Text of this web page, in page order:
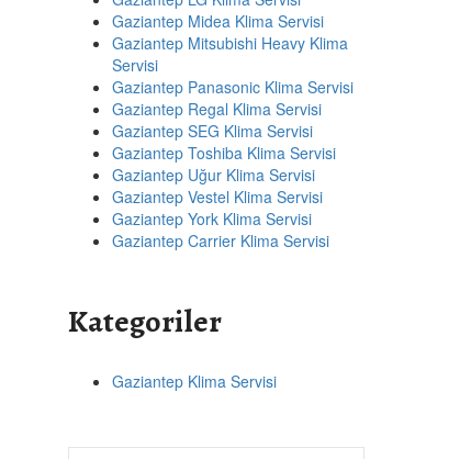
Gaziantep Midea Klima Servisi
Gaziantep Mitsubishi Heavy Klima
Servisi
Gaziantep Panasonic Klima Servisi
Gaziantep Regal Klima Servisi
Gaziantep SEG Klima Servisi
Gaziantep Toshiba Klima Servisi
Gaziantep Uğur Klima Servisi
Gaziantep Vestel Klima Servisi
Gaziantep York Klima Servisi
Gaziantep Carrier Klima Servisi
Kategoriler
Gaziantep Klima Servisi